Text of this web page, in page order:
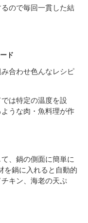
ので毎回一貫した結
ド
合わせ色んなレシピ
は特定の温度を設
うな肉・魚料理が作
、鍋の側面に簡単に
を鍋に入れると自動的
キン、海老の天ぷ